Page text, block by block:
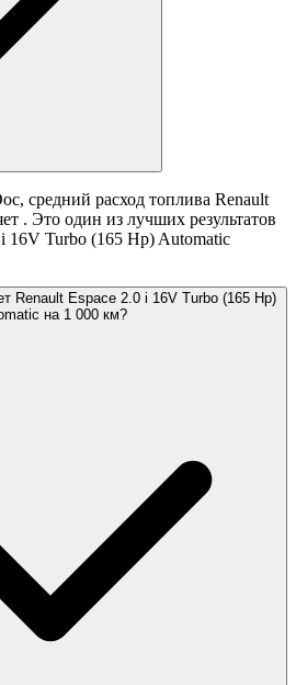
средний расход топлива Renault
. Это один из лучших результатов
16V Turbo (165 Hp) Automatic
Renault Espace 2.0 i 16V Turbo (165 Hp)
на 1 000 км?